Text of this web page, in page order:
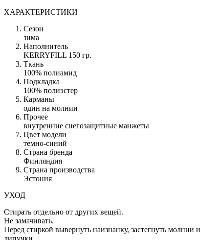
ХАРАКТЕРИСТИКИ
Сезон
зима
Наполнитель
KERRYFILL 150 гр.
Ткань
100% полиамид
Подкладка
100% полиэстер
Карманы
один на молнии
Прочее
внутренние снегозащитные манжеты
Цвет модели
темно-синий
Страна бренда
Финляндия
Страна производства
Эстония
УХОД
Стирать отдельно от других вещей.
Не замачивать.
Перед стиркой вывернуть наизнанку, застегнуть молнии и
липучки.